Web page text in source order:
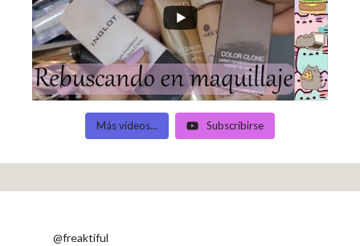
Más vídeos... Subscribirse
@freaktiful